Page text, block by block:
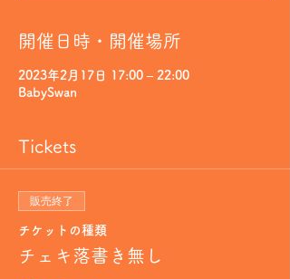
開催日時・開催場所
2023年2月17日 17:00 – 22:00
BabySwan
Tickets
販売終了
チケットの種類
チェキ落書き無し